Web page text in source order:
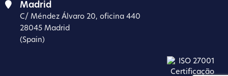
Madrid
C/ Méndez Álvaro 20, oficina 440
28045 Madrid
(Spain)
Certificação